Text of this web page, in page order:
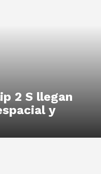
2 S llegan
y